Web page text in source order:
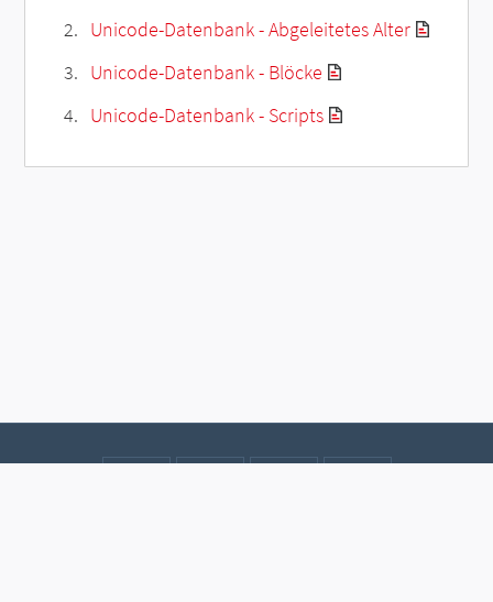
Unicode-Datenbank - Abgeleitetes Alter
Unicode-Datenbank - Blöcke
Unicode-Datenbank - Scripts